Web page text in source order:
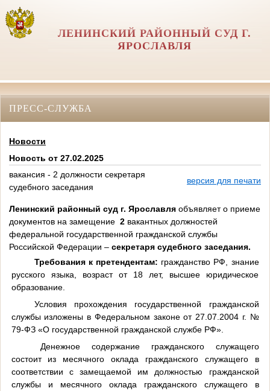
ЛЕНИНСКИЙ РАЙОННЫЙ СУД Г.
ЯРОСЛАВЛЯ
ПРЕСС-СЛУЖБА
Новости
Новость от 27.02.2025
вакансия - 2 должности секретаря
судебного заседания
версия для печати
Ленинский районный суд г. Ярославля объявляет о приеме
документов на замещение 2 вакантных должностей
федеральной государственной гражданской службы
Российской Федерации – секретаря судебного заседания.
Требования к претендентам: гражданство РФ, знание
русского языка, возраст от 18 лет, высшее юридическое
образование.
Условия прохождения государственной гражданской
службы изложены в Федеральном законе от 27.07.2004 г. №
79-ФЗ «О государственной гражданской службе РФ».
Денежное содержание гражданского служащего
состоит из месячного оклада гражданского служащего в
соответствии с замещаемой им должностью гражданской
службы и месячного оклада гражданского служащего в